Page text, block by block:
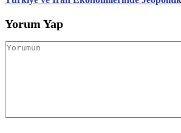
Yorum Yap